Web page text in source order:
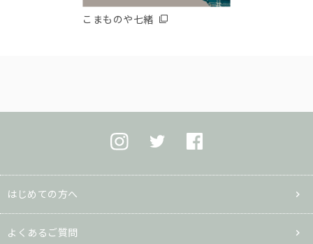
こまものや七緒
はじめての方へ
よくあるご質問